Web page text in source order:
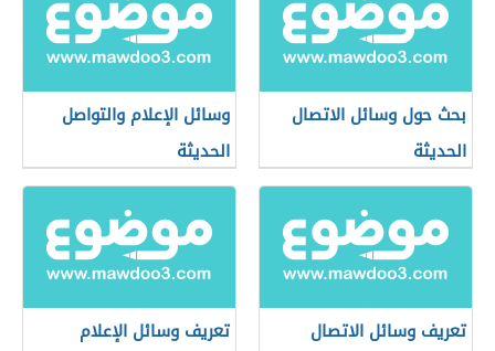
بحث حول وسائل الاتصال
الحديثة
وسائل الإعلام والتواصل
الحديثة
تعريف وسائل الاتصال
تعريف وسائل الإعلام